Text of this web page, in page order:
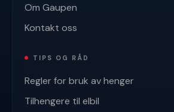
Om Gaupen
Kontakt oss
TIPS OG RÅD
Regler for bruk av henger
Tilhengere til elbil